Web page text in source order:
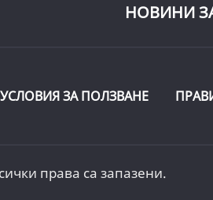
НОВИНИ
УСЛОВИЯ ЗА ПОЛЗВАНЕ
права са запазени.